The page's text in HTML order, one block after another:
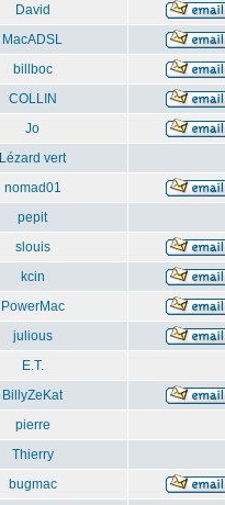
David
MacADSL
billboc
COLLIN
Jo
Lézard vert
nomad01
pepit
slouis
kcin
PowerMac
julious
E.T.
BillyZeKat
pierre
Thierry
bugmac